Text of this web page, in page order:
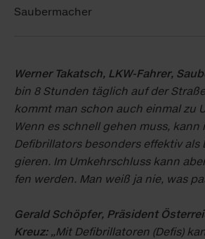
Saubermacher
Wer­ner Takatsch, LKW-Fah­rer,
bin 8 Stun­den täg­lich auf der
kommt man schon auch ein­mal zu
Wenn es schnell ge­hen muss, kann
De­fi­bril­la­tors be­son­ders ef­fek­tiv
gie­ren. Im Um­kehr­schluss kann
fen wer­den. Man weiß ja nie, was
Ge­rald Schöp­fer, Prä­si­dent
Kreuz:„Mit De­fi­bril­la­to­ren (De­fis)